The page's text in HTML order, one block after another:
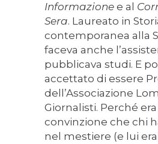
Informazione e al
Sera. Laureato in
contemporanea alla
faceva anche
pubblicava studi. E
accettato di essere
dell’Associazione
Giornalisti. Perché era
convinzione che chi
nel mestiere (e lui